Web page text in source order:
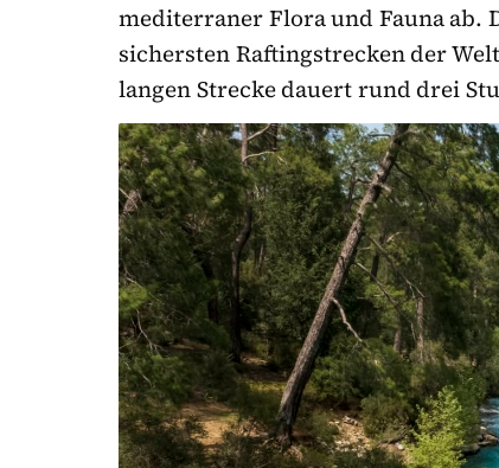
mediterraner Flora und Fauna ab.
sichersten Raftingstrecken der
langen Strecke dauert rund drei